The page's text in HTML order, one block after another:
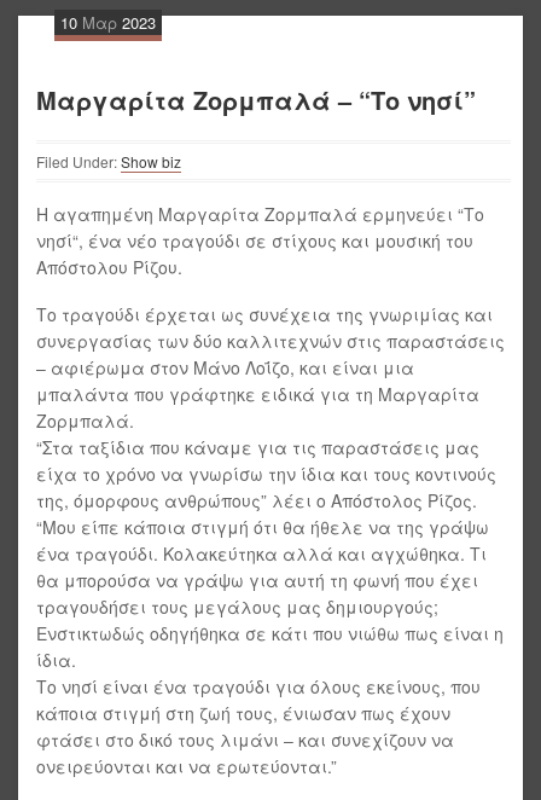
10 Μαρ 2023
Μαργαρίτα Ζορμπαλά – “Το νησί”
Filed Under:Show biz
Η αγαπημένη Μαργαρίτα Ζορμπαλά ερμηνεύει “Το
νησί“, ένα νέο τραγούδι σε στίχους και μουσική του
Απόστολου Ρίζου.
Το τραγούδι έρχεται ως συνέχεια της γνωριμίας και
συνεργασίας των δύο καλλιτεχνών στις παραστάσεις
– αφιέρωμα στον Μάνο Λοΐζο, και είναι μια
μπαλάντα που γράφτηκε ειδικά για τη Μαργαρίτα
Ζορμπαλά.
“Στα ταξίδια που κάναμε για τις παραστάσεις μας
είχα το χρόνο να γνωρίσω την ίδια και τους κοντινούς
της, όμορφους ανθρώπους” λέει ο Απόστολος Ρίζος.
“Μου είπε κάποια στιγμή ότι θα ήθελε να της γράψω
ένα τραγούδι. Κολακεύτηκα αλλά και αγχώθηκα. Τι
θα μπορούσα να γράψω για αυτή τη φωνή που έχει
τραγουδήσει τους μεγάλους μας δημιουργούς;
Ενστικτωδώς οδηγήθηκα σε κάτι που νιώθω πως είναι η
ίδια.
Το νησί είναι ένα τραγούδι για όλους εκείνους, που
κάποια στιγμή στη ζωή τους, ένιωσαν πως έχουν
φτάσει στο δικό τους λιμάνι – και συνεχίζουν να
ονειρεύονται και να ερωτεύονται.”